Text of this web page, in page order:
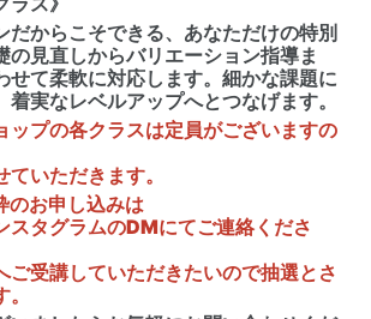
だからこそできる、あなただけの特別
の見直しからバリエーション指導ま
せて柔軟に対応します。細かな課題に
着実なレベルアップへとつなげます。
ップの各クラスは定員がございますの
ていただきます。
のお申し込みは
スタグラムのDMにてご連絡くださ
ご受講していただきたいので抽選とさ